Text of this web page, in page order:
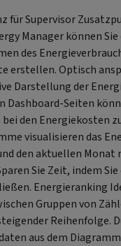
für Supervisor
Manager können
des
erstellen. Optisch
Darstellung der
Dashboard-Seiten
den Energiekosten
visualisieren das
den aktuellen
Sie Zeit, indem
Energieranking
Gruppen von
Reihenfolge.
aus dem